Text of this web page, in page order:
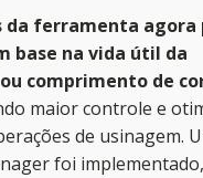
da ferramenta agora
base na vida útil da
comprimento de
maior controle e
de usinagem.
foi implementado,